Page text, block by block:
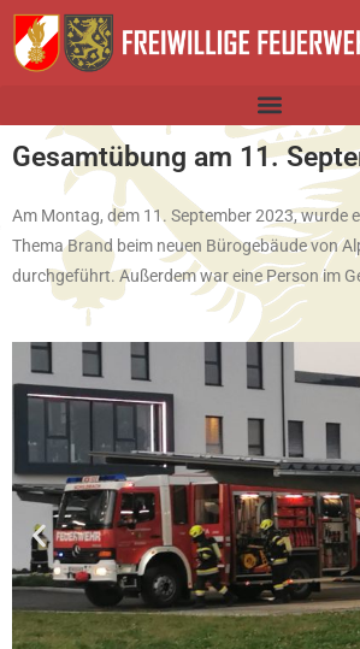
Gesamtübung am 11.
Am Montag, dem 11. September 2023, wurde
Thema Brand beim neuen Bürogebäude von
durchgeführt. Außerdem war eine Person im